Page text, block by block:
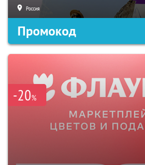
Россия
Промокод
-20%